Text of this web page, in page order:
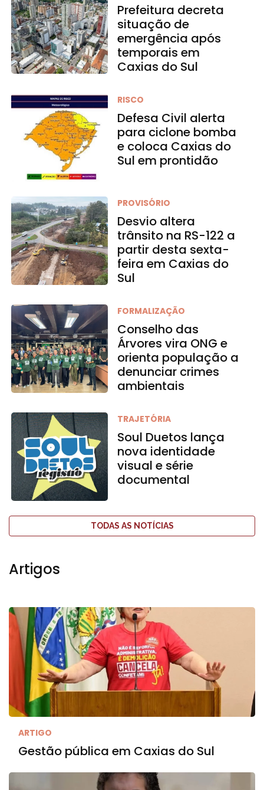
Prefeitura decreta
situação de
emergência após
temporais em
Caxias do Sul
RISCO
Defesa Civil alerta
para ciclone bomba
e coloca Caxias do
Sul em prontidão
PROVISÓRIO
Desvio altera
trânsito na RS-122 a
partir desta sexta-
feira em Caxias do
Sul
FORMALIZAÇÃO
Conselho das
Árvores vira ONG e
orienta população a
denunciar crimes
ambientais
TRAJETÓRIA
Soul Duetos lança
nova identidade
visual e série
documental
TODAS AS NOTÍCIAS
Artigos
ARTIGO
Gestão pública em Caxias do Sul